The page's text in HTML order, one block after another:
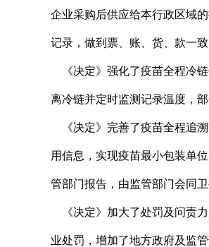
企业采购后供应给本行政区域
记录，做到票、账、货、款一致
《决定》强化了疫苗全程冷
离冷链并定时监测记录温度，
《决定》完善了疫苗全程追
用信息，实现疫苗最小包装单
管部门报告，由监管部门会同
《决定》加大了处罚及问责
业处罚，增加了地方政府及监